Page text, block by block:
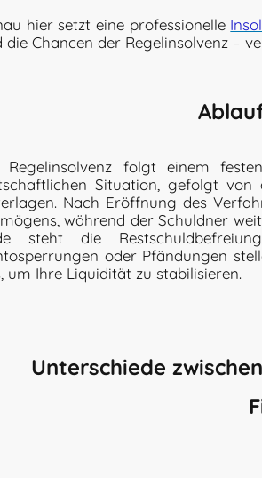
hier setzt eine professionelle
die Chancen der Regelinsolvenz –
Regelinsolvenz folgt einem
Situation, gefolgt von
Nach Eröffnung des
während der Schuldner
steht die
oder Pfändungen
um Ihre Liquidität zu stabilisieren.
Unterschiede